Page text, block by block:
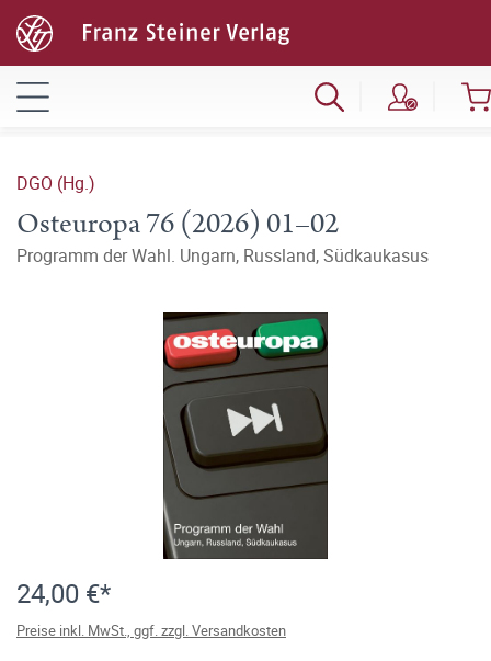
DGO (Hg.)
Osteuropa 76 (2026) 01–02
Programm der Wahl. Ungarn, Russland, Südkaukasus
24,00 €*
Preise inkl. MwSt., ggf. zzgl. Versandkosten